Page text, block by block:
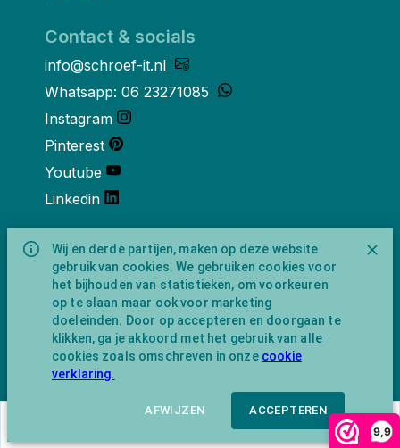
9,9
Wij en derde partijen, maken op deze website
gebruik van cookies. We gebruiken cookies voor
het bijhouden van statistieken, om voorkeuren
op te slaan maar ook voor marketing
doeleinden. Door op accepteren en doorgaan te
klikken, ga je akkoord met het gebruik van alle
cookies zoals omschreven in onze cookie
verklaring.
AFWIJZEN ACCEPTEREN
In winkelwagen
Contact & socials
info@schroef-it.nl
Whatsapp: 06 23271085
Instagram
Pinterest
Youtube
Linkedin
Over ons
Schroef-it is een handelsnaam van
NewFeather B.V. geregisteerd onder KVK
nummer 91702593 met BTW-
identificatienummer NL865743009B01.
Postadres Amsterdamseweg 91 1422 AC
Uithoorn (geen bezoekadres).